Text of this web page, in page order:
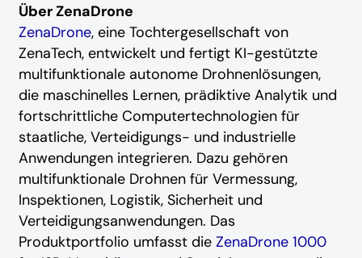
Über ZenaDrone
ZenaDrone, eine Tochtergesellschaft von
ZenaTech, entwickelt und fertigt KI-gestützte
multifunktionale autonome Drohnenlösungen,
die maschinelles Lernen, prädiktive Analytik und
fortschrittliche Computertechnologien für
staatliche, Verteidigungs- und industrielle
Anwendungen integrieren. Dazu gehören
multifunktionale Drohnen für Vermessung,
Inspektionen, Logistik, Sicherheit und
Verteidigungsanwendungen. Das
Produktportfolio umfasst die ZenaDrone 1000